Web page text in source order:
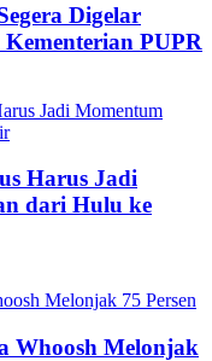
Digelar
PUPR
Harus Jadi
dari Hulu ke
Whoosh Melonjak